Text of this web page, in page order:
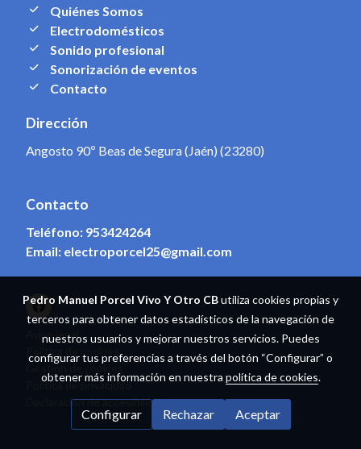
Quiénes Somos
Electrodomésticos
Sonido profesional
Sonorización de eventos
Contacto
Dirección
Angosto 90º Beas de Segura (Jaén) (23280)
Contacto
Teléfono: 953424264
Email: electroporcel25@gmail.com
Aviso legal
Política de cookies
Gestión de cookies
Política de privacidad
Declaración de accesibilidad
Pedro Manuel Porcel Vivo Y Otro CButiliza cookies propias y
terceros para obtener datos estadísticos de la navegación de
nuestros usuarios y mejorar nuestros servicios. Puedes
configurar tus preferencias a través del botón “Configurar” o
obtener más información en nuestra política de cookies.
Configurar Rechazar Aceptar